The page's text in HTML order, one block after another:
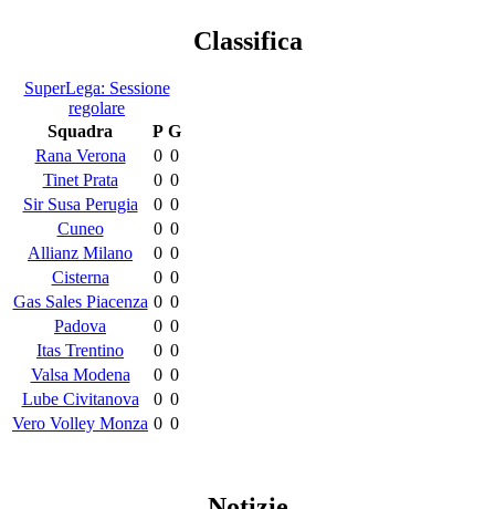
Classifica
SuperLega: Sessione
regolare
Squadra
P G
Rana Verona
0 0
Tinet Prata
0 0
Sir Susa Perugia
0 0
Cuneo
0 0
Allianz Milano
0 0
Cisterna
0 0
Gas Sales Piacenza 0 0
Padova
0 0
Itas Trentino
0 0
Valsa Modena
0 0
Lube Civitanova
0 0
Vero Volley Monza 0 0